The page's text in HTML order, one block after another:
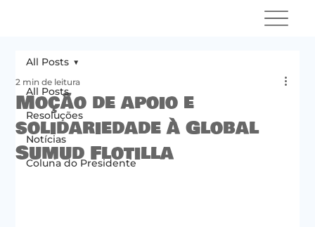
All Posts
Resoluções
Notícias
Coluna do Presidente
All Posts
Moção de apoio e
solidariedade à Global
Sumud Flotilla
2 min de leitura